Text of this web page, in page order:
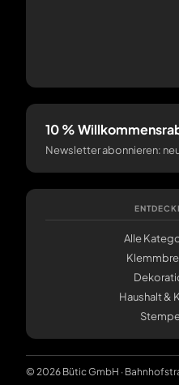
10 %
Newsletter abonnieren:
Alle
Haushalt &
© 2026 Bütic GmbH ·